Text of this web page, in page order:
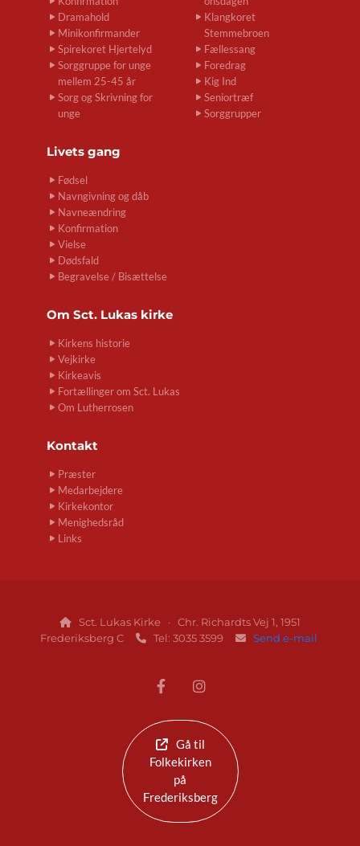
Dramahold
Minikonfirmander
Spirekoret Hjertelyd
Sorggruppe for unge
mellem 25-45 år
Sorg og Skrivning for
unge
Klangkoret
Stemmebroen
Fællessang
Foredrag
Kig Ind
Seniortræf
Sorggrupper
Livets gang
Fødsel
Navngivning og dåb
Navneændring
Konfirmation
Vielse
Dødsfald
Begravelse / Bisættelse
Om Sct. Lukas kirke
Kirkens historie
Vejkirke
Kirkeavis
Fortællinger om Sct. Lukas
Om Lutherrosen
Kontakt
Præster
Medarbejdere
Kirkekontor
Menighedsråd
Links

Sct. Lukas Kirke · Chr. Richardts Vej 1, 1951
Frederiksberg C
 Tel: 3035 3599  Send e-mail
Gå til
Folkekirken
på
Frederiksberg